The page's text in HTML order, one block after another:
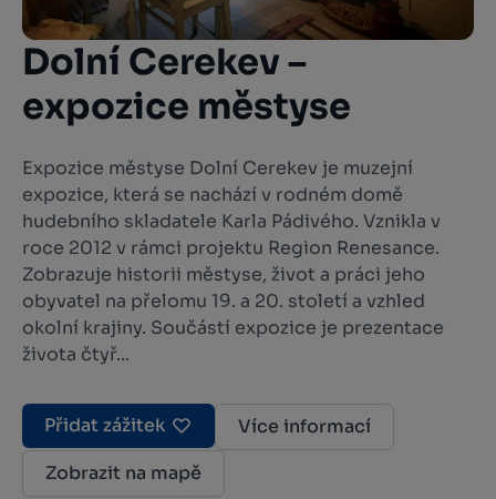
Dolní Cerekev –
expozice městyse
Expozice městyse Dolní Cerekev je muzejní
expozice, která se nachází v rodném domě
hudebního skladatele Karla Pádivého. Vznikla v
roce 2012 v rámci projektu Region Renesance.
Zobrazuje historii městyse, život a práci jeho
obyvatel na přelomu 19. a 20. století a vzhled
okolní krajiny. Součástí expozice je prezentace
života čtyř...
Přidat zážitek
Více informací
Zobrazit na mapě